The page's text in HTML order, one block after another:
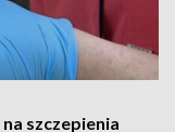
szczepienia